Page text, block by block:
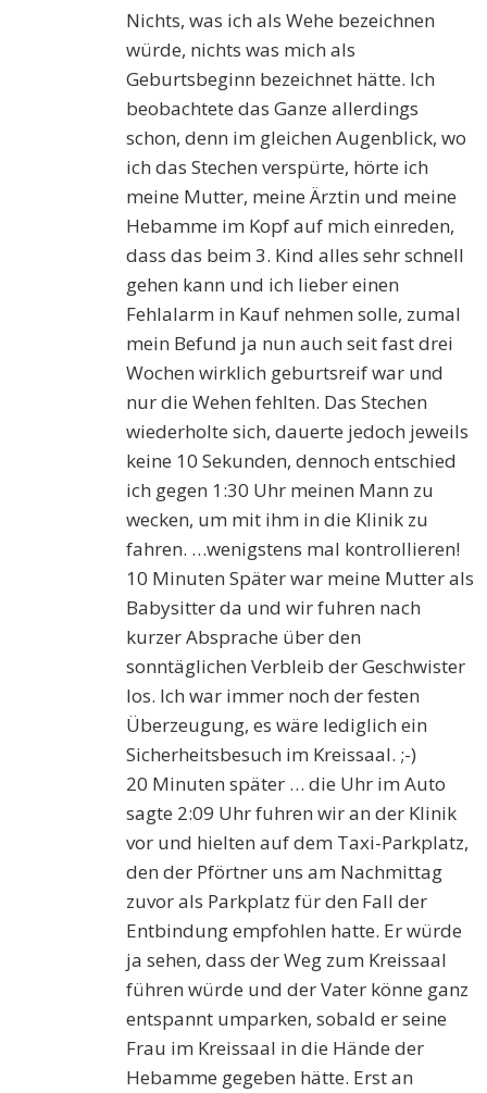
Nichts, was ich als Wehe bezeichnen
würde, nichts was mich als
Geburtsbeginn bezeichnet hätte. Ich
beobachtete das Ganze allerdings
schon, denn im gleichen Augenblick, wo
ich das Stechen verspürte, hörte ich
meine Mutter, meine Ärztin und meine
Hebamme im Kopf auf mich einreden,
dass das beim 3. Kind alles sehr schnell
gehen kann und ich lieber einen
Fehlalarm in Kauf nehmen solle, zumal
mein Befund ja nun auch seit fast drei
Wochen wirklich geburtsreif war und
nur die Wehen fehlten. Das Stechen
wiederholte sich, dauerte jedoch jeweils
keine 10 Sekunden, dennoch entschied
ich gegen 1:30 Uhr meinen Mann zu
wecken, um mit ihm in die Klinik zu
fahren. …wenigstens mal kontrollieren!
10 Minuten Später war meine Mutter als
Babysitter da und wir fuhren nach
kurzer Absprache über den
sonntäglichen Verbleib der Geschwister
los. Ich war immer noch der festen
Überzeugung, es wäre lediglich ein
Sicherheitsbesuch im Kreissaal. ;-)
20 Minuten später … die Uhr im Auto
sagte 2:09 Uhr fuhren wir an der Klinik
vor und hielten auf dem Taxi-Parkplatz,
den der Pförtner uns am Nachmittag
zuvor als Parkplatz für den Fall der
Entbindung empfohlen hatte. Er würde
ja sehen, dass der Weg zum Kreissaal
führen würde und der Vater könne ganz
entspannt umparken, sobald er seine
Frau im Kreissaal in die Hände der
Hebamme gegeben hätte. Erst an